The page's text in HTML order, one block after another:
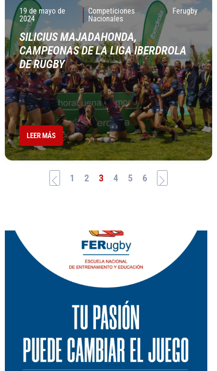
19 de mayo de
2024
Competiciones
Nacionales
Ferugby
SILICIUS MAJADAHONDA,
CAMPEONAS DE LA LIGA IBERDROLA
DE RUGBY
LEER MÁS
1 2 3 4 5 6